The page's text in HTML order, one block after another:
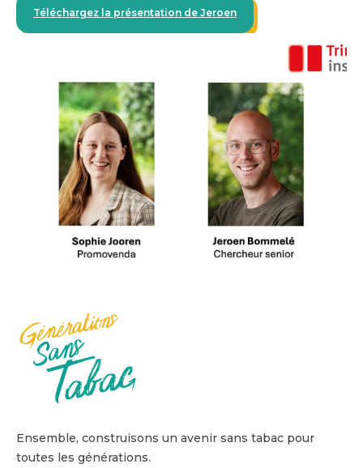
Téléchargez la présentation de Jeroen
Ensemble, construisons un avenir sans tabac pour
toutes les générations.